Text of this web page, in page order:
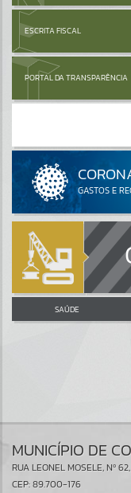
ESCRITA FISCAL
PORTAL DA TRANSPARÊNCIA
SAÚDE
MUNICÍPIO DE
RUA LEONEL MOSELE, Nº
CEP: 89.700-176